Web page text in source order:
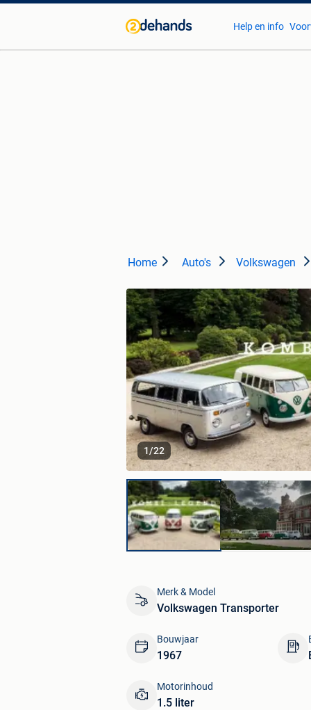
Help en info
Home Auto's Volkswagen
1/22
Merk & Model
Volkswagen Transporter
Bouwjaar
1967
Motorinhoud
1.5 liter